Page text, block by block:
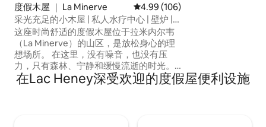
度假木屋 ｜ La Minerve 平均评分 4.99 分（满分 5 分），
4.99 (106)
采光充足的小木屋 | 私人水疗中心 | 壁炉 |
森林景观
这座时尚舒适的度假木屋位于拉米内尔韦
（La Minerve）的山区，是放松身心的理
想场所。 在这里，没有噪音，也没有压
力，只有森林、宁静和缓慢流逝的时光。
享受水疗、晚间篝火和周围的自然景色。
散步、呼吸，或者什么都不做……应有尽
在Lac Heney深受欢迎的度假屋便利设施